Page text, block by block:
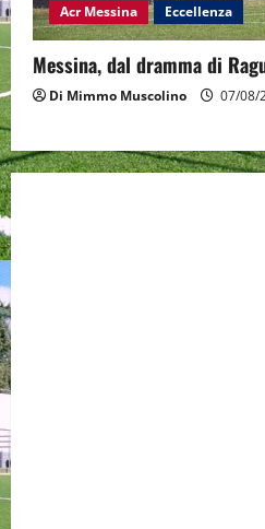
Acr Messina Eccellenza
Messina, dal dramma di
Di Mimmo Muscolino 07/08/